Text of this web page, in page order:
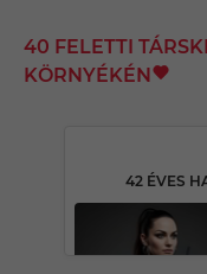
40 FELETTI
KÖRNYÉKÉN
42 ÉVES